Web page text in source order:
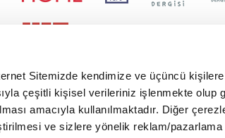
Sitemizde kendimize ve üçüncü
çeşitli kişisel verileriniz işlenmekte olup
amacıyla kullanılmaktadır. Diğer
ve sizlere yönelik reklam/pazarlama